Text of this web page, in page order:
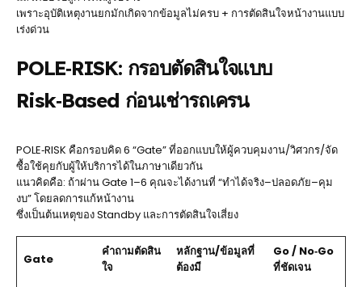
เพราะอุบัติเหตุงานยกมักเกิดจากข้อมูลไม่ครบ + การตัดสินใจหน้างานแบบ
เร่งด่วน
POLE‑RISK: กรอบตัดสินใจแบบ
Risk‑Based ก่อนเช่ารถเครน
POLE‑RISK คือกรอบคิด 6 “Gate” ที่ออกแบบให้ผู้ควบคุมงาน/วิศวกร/จัด
ซื้อใช้คุยกับผู้ให้บริการได้ในภาษาเดียวกัน
แนวคิดคือ: ถ้าผ่าน Gate 1–6 คุณจะได้งานที่ “ทำได้จริง–ปลอดภัย–คุม
งบ” โดยลดการแก้หน้างาน
ซึ่งเป็นต้นเหตุของ Standby และการตัดสินใจเสี่ยง
Gate
คำถามตัดสิน
ใจ
หลักฐาน/ข้อมูลที่
ต้องมี
Go / No‑Go
ที่ชัดเจน